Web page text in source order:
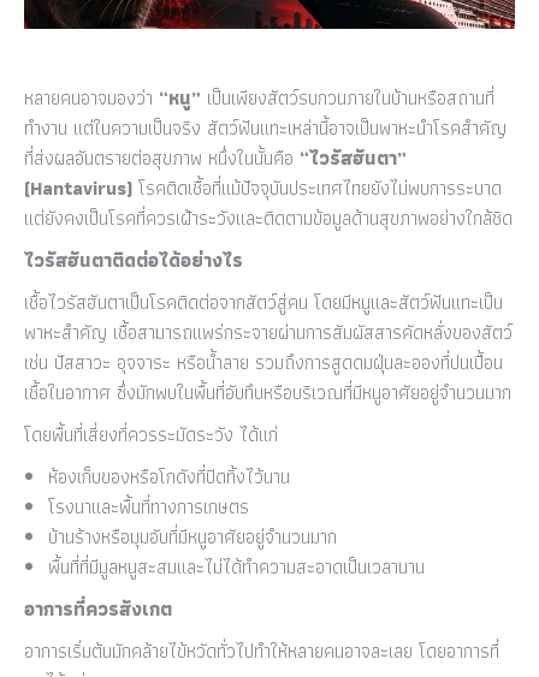
หลายคนอาจมองว่า “หนู” เป็นเพียงสัตว์รบกวนภายในบ้านหรือสถานที่
ทำงาน แต่ในความเป็นจริง สัตว์ฟันแทะเหล่านี้อาจเป็นพาหะนำโรคสำคัญ
ที่ส่งผลอันตรายต่อสุขภาพ หนึ่งในนั้นคือ “ไวรัสฮันตา”
(Hantavirus) โรคติดเชื้อที่แม้ปัจจุบันประเทศไทยยังไม่พบการระบาด
แต่ยังคงเป็นโรคที่ควรเฝ้าระวังและติดตามข้อมูลด้านสุขภาพอย่างใกล้ชิด
ไวรัสฮันตาติดต่อได้อย่างไร
เชื้อไวรัสฮันตาเป็นโรคติดต่อจากสัตว์สู่คน โดยมีหนูและสัตว์ฟันแทะเป็น
พาหะสำคัญ เชื้อสามารถแพร่กระจายผ่านการสัมผัสสารคัดหลั่งของสัตว์
เช่น ปัสสาวะ อุจจาระ หรือน้ำลาย รวมถึงการสูดดมฝุ่นละอองที่ปนเปื้อน
เชื้อในอากาศ ซึ่งมักพบในพื้นที่อับทึบหรือบริเวณที่มีหนูอาศัยอยู่จำนวนมาก
โดยพื้นที่เสี่ยงที่ควรระมัดระวัง ได้แก่
ห้องเก็บของหรือโกดังที่ปิดทิ้งไว้นาน
โรงนาและพื้นที่ทางการเกษตร
บ้านร้างหรือมุมอับที่มีหนูอาศัยอยู่จำนวนมาก
พื้นที่ที่มีมูลหนูสะสมและไม่ได้ทำความสะอาดเป็นเวลานาน
อาการที่ควรสังเกต
อาการเริ่มต้นมักคล้ายไข้หวัดทั่วไปทำให้หลายคนอาจละเลย โดยอาการที่